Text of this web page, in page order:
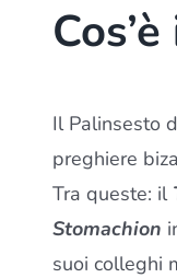
Il Palinsesto
preghiere
Tra queste: il
Stomachion
suoi colleghi